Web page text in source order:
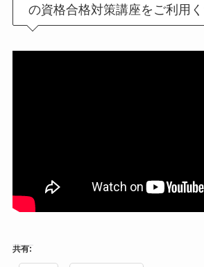
の資格合格対策講座をご利用く
共有: